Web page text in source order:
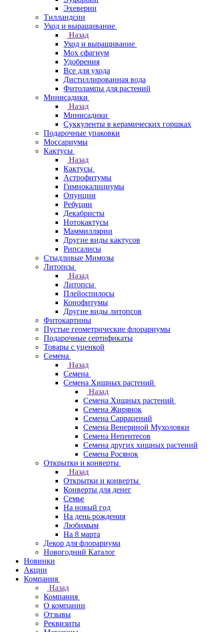
Эхеверии
Тилландсии
Уход и выращивание
Назад
Уход и выращивание
Мох сфагнум
Удобрения
Все для ухода
Дистиллированная вода
Фитолампы для растений
Минисадики
Назад
Минисадики
Суккуленты в керамических горшках
Подарочные упаковки
Моссариумы
Кактусы
Назад
Кактусы
Астрофитумы
Гимнокалициумы
Опунции
Ребуции
Декабристы
Нотокактусы
Маммиллярии
Другие виды кактусов
Рипсалисы
Стыдливые Мимозы
Литопсы
Назад
Литопсы
Плейоспилосы
Конофитумы
Другие виды литопсов
Фитокартины
Пустые геометрические флорариумы
Подарочные сертификаты
Товары с уценкой
Семена
Назад
Семена
Семена Хищных растений
Назад
Семена Хищных растений
Семена Жирянок
Семена Саррацений
Семена Венериной Мухоловки
Семена Непентесов
Семена других хищных растений
Семена Росянок
Открытки и конверты
Назад
Открытки и конверты
Конверты для денег
Семье
На новый год
На день рождения
Любимым
На 8 марта
Декор для флорариума
Новогодний Каталог
Новинки
Акции
Компания
Назад
Компания
О компании
Отзывы
Реквизиты